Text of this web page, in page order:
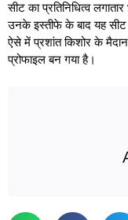
सीट का प्रतिनिधित्व
उनके इस्तीफे के बाद यह सीट
ऐसे में प्रशांत किशोर के
प्रोफाइल बन गया है।